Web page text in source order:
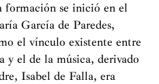
formación se inició en el
García de Paredes,
el vínculo existente entre
y el de la música, derivado
Isabel de Falla, era